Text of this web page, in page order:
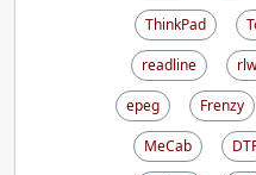
ThinkPad
readline
epeg
Frenzy
MeCab